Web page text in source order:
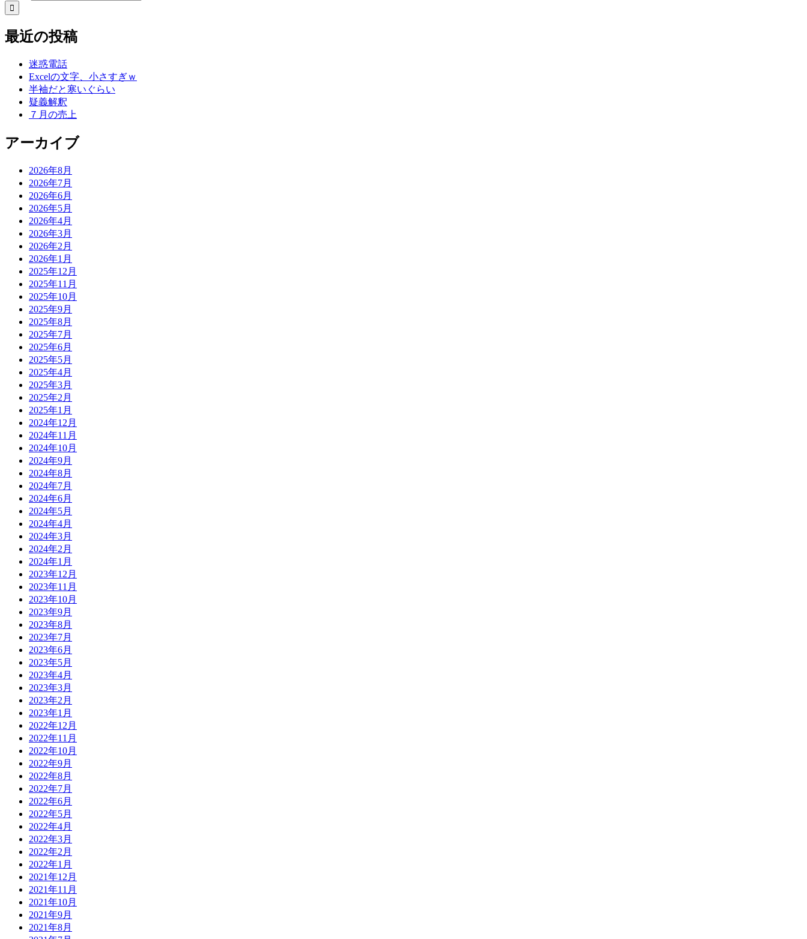
最近の投稿
迷惑電話
Excelの文字、小さすぎｗ
半袖だと寒いぐらい
疑義解釈
７月の売上
アーカイブ
2026年8月
2026年7月
2026年6月
2026年5月
2026年4月
2026年3月
2026年2月
2026年1月
2025年12月
2025年11月
2025年10月
2025年9月
2025年8月
2025年7月
2025年6月
2025年5月
2025年4月
2025年3月
2025年2月
2025年1月
2024年12月
2024年11月
2024年10月
2024年9月
2024年8月
2024年7月
2024年6月
2024年5月
2024年4月
2024年3月
2024年2月
2024年1月
2023年12月
2023年11月
2023年10月
2023年9月
2023年8月
2023年7月
2023年6月
2023年5月
2023年4月
2023年3月
2023年2月
2023年1月
2022年12月
2022年11月
2022年10月
2022年9月
2022年8月
2022年7月
2022年6月
2022年5月
2022年4月
2022年3月
2022年2月
2022年1月
2021年12月
2021年11月
2021年10月
2021年9月
2021年8月